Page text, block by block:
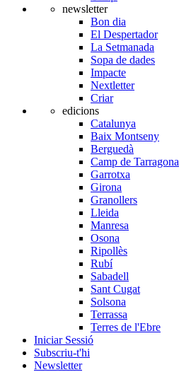
newsletter
Bon dia
El Despertador
La Setmanada
Sopa de dades
Impacte
Nextletter
Criar
edicions
Catalunya
Baix Montseny
Berguedà
Camp de Tarragona
Garrotxa
Girona
Granollers
Lleida
Manresa
Osona
Ripollès
Rubí
Sabadell
Sant Cugat
Solsona
Terrassa
Terres de l'Ebre
Iniciar Sessió
Subscriu-t'hi
Newsletter